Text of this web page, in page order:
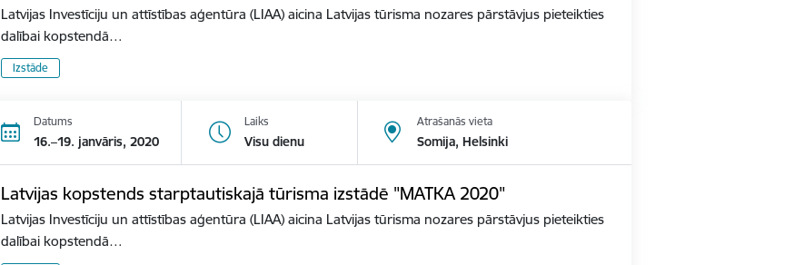
Latvijas Investīciju un attīstības aģentūra (LIAA) aicina Latvijas tūrisma nozares pārstāvjus pieteikties
dalībai kopstendā…
Izstāde
Datums
16.–19. janvāris, 2020
Laiks
Visu dienu
Atrašanās vieta
Somija, Helsinki
Latvijas kopstends starptautiskajā tūrisma izstādē "MATKA 2020"
Latvijas Investīciju un attīstības aģentūra (LIAA) aicina Latvijas tūrisma nozares pārstāvjus pieteikties
dalībai kopstendā…